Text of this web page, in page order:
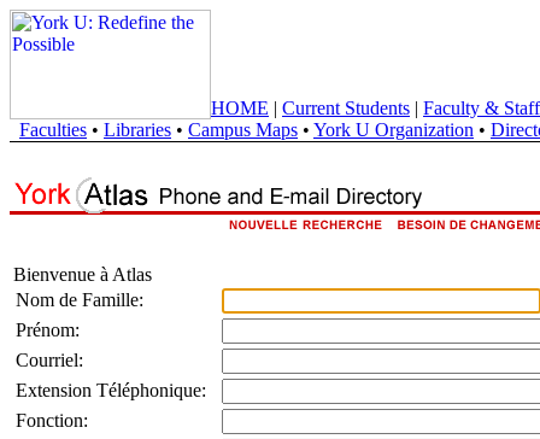
HOME | Current Students | Faculty & Staff
Faculties • Libraries • Campus Maps • York U Organization •
Bienvenue à Atlas
Nom de Famille:
Prénom:
Courriel:
Extension Téléphonique:
Fonction: